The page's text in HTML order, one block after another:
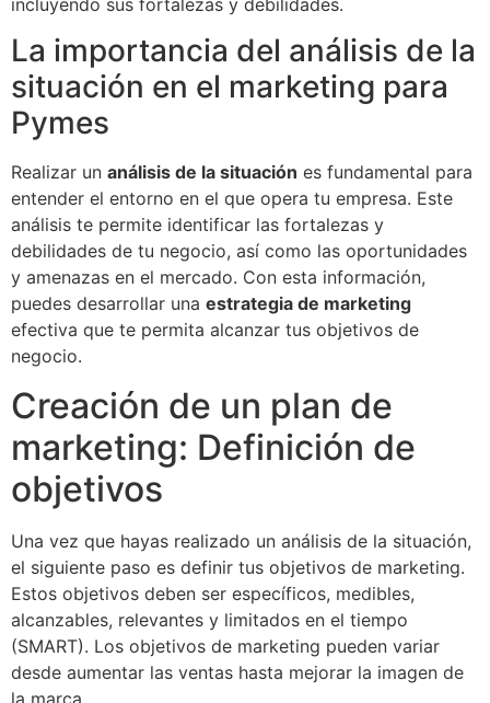
La importancia del análisis de la
situación en el marketing para
Pymes
Realizar un análisis de la situación es fundamental para
entender el entorno en el que opera tu empresa. Este
análisis te permite identificar las fortalezas y
debilidades de tu negocio, así como las oportunidades
y amenazas en el mercado. Con esta información,
puedes desarrollar una estrategia de marketing
efectiva que te permita alcanzar tus objetivos de
negocio.
Creación de un plan de
marketing: Definición de
objetivos
Una vez que hayas realizado un análisis de la situación,
el siguiente paso es definir tus objetivos de marketing.
Estos objetivos deben ser específicos, medibles,
alcanzables, relevantes y limitados en el tiempo
(SMART). Los objetivos de marketing pueden variar
desde aumentar las ventas hasta mejorar la imagen de
la marca.